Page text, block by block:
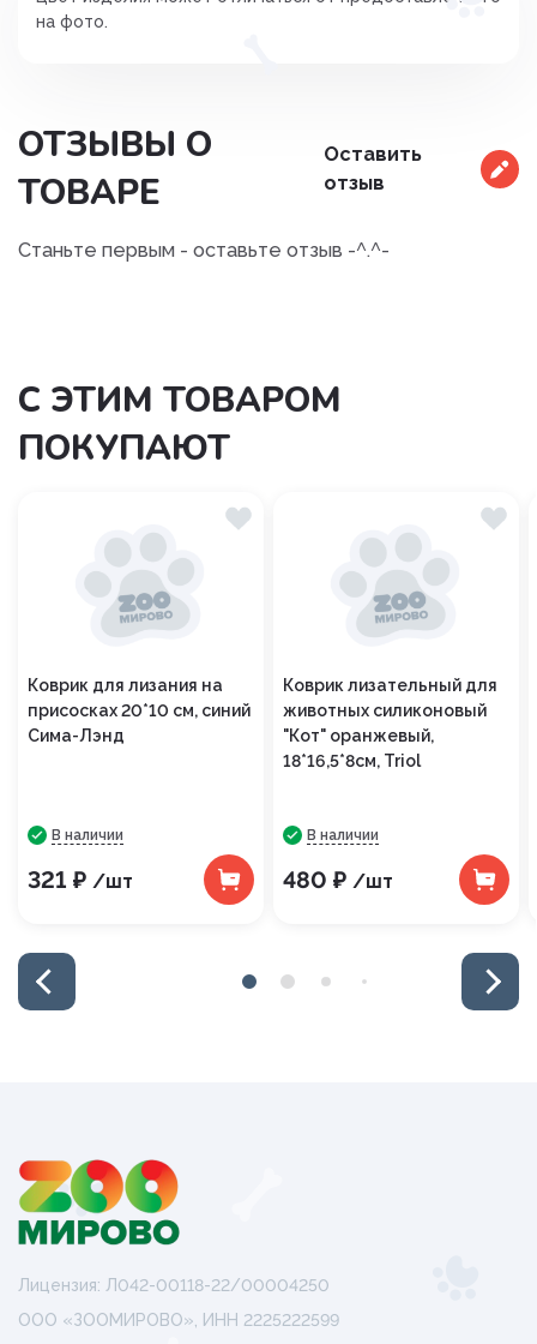
на фото.
ОТЗЫВЫ О
ТОВАРЕ
Оставить
отзыв
Станьте первым - оставьте отзыв -^.^-
С ЭТИМ ТОВАРОМ
ПОКУПАЮТ
Коврик для лизания на
присосках 20*10 см, синий
Сима-Лэнд
В наличии
321 ₽ /шт
Коврик лизательный для
животных силиконовый
"Кот" оранжевый,
18*16,5*8см, Triol
В наличии
480 ₽ /шт
Лицензия: Л042-00118-22/00004250
ООО «ЗООМИРОВО», ИНН 2225222599